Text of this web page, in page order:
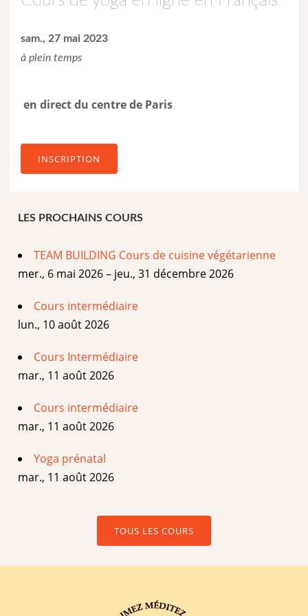
sam., 27 mai 2023
à plein temps
en direct du centre de Paris
INSCRIPTION
LES PROCHAINS COURS
TEAM BUILDING Cours de cuisine végétarienne
mer., 6 mai 2026 – jeu., 31 décembre 2026
Cours intermédiaire
lun., 10 août 2026
Cours Intermédiaire
mar., 11 août 2026
Cours intermédiaire
mar., 11 août 2026
Yoga prénatal
mar., 11 août 2026
TOUS LES COURS